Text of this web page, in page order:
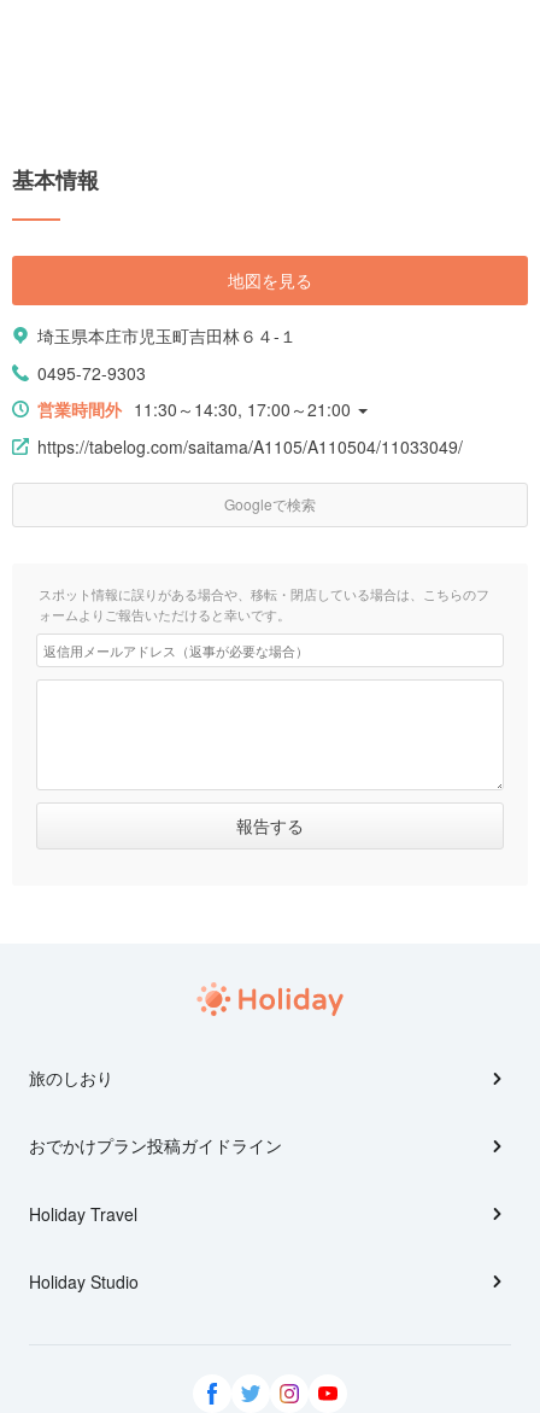
基本情報
地図を見る
埼玉県本庄市児玉町吉田林６４-１
0495-72-9303
営業時間外 11:30～14:30, 17:00～21:00
https://tabelog.com/saitama/A1105/A110504/11033049/
Googleで検索
スポット情報に誤りがある場合や、移転・閉店している場合は、こちらのフ
ォームよりご報告いただけると幸いです。
旅のしおり
おでかけプラン投稿ガイドライン
Holiday Travel
Holiday Studio